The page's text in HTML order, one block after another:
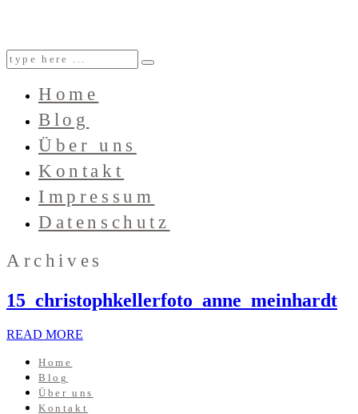
Home
Blog
Über uns
Kontakt
Impressum
Datenschutz
Archives
15_christophkellerfoto_anne_meinhardt
READ MORE
Home
Blog
Über uns
Kontakt